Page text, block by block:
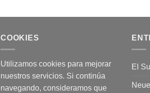
COOKIES
Utilizamos cookies para mejorar
nuestros servicios. Si continúa
navegando, consideramos que
El